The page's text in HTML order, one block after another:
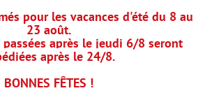
pour les vacances d'été du 8 au
23 août.
passées après le jeudi 6/8 seront
après le 24/8.
BONNES FÊTES !